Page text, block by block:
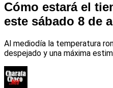
Cómo estará el
este sábado 8 de
Al mediodía la temperatura
despejado y una máxima